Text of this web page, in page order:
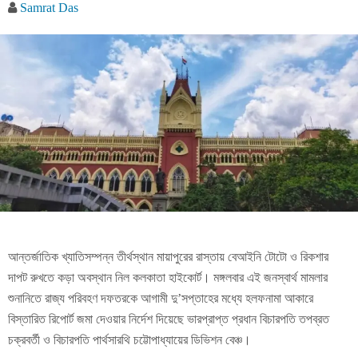
Samrat Das
আন্তর্জাতিক খ্যাতিসম্পন্ন তীর্থস্থান মায়াপুরের রাস্তায় বেআইনি টোটো ও রিকশার
দাপট রুখতে কড়া অবস্থান নিল কলকাতা হাইকোর্ট। মঙ্গলবার এই জনস্বার্থ মামলার
শুনানিতে রাজ্য পরিবহণ দফতরকে আগামী দু’সপ্তাহের মধ্যে হলফনামা আকারে
বিস্তারিত রিপোর্ট জমা দেওয়ার নির্দেশ দিয়েছে ভারপ্রাপ্ত প্রধান বিচারপতি তপব্রত
চক্রবর্তী ও বিচারপতি পার্থসারথি চট্টোপাধ্যায়ের ডিভিশন বেঞ্চ।